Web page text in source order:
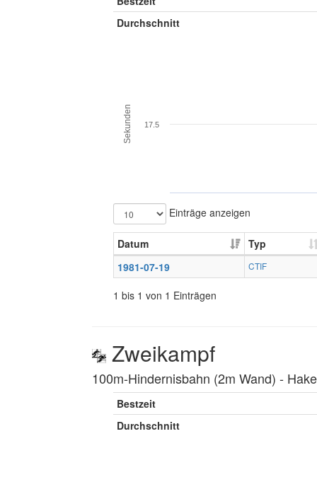
Durchschnitt
Sekunden 17.5
Einträge anzeigen
Datum
Typ
1981-07-19
CTIF
1 bis 1 von 1 Einträgen
Zweikampf
100m-Hindernisbahn (2m Wand) ‐
Bestzeit
Durchschnitt